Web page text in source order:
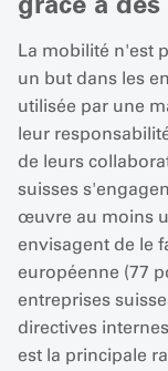
La mobilité n'est
un but dans les
utilisée par une
leur
de leurs
suisses
œuvre au moins
envisagent de le
européenne (77
entreprises
directives
est la principale